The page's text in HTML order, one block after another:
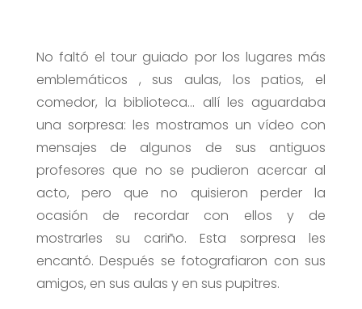
No faltó el tour guiado por los lugares más
emblemáticos , sus aulas, los patios, el
comedor, la biblioteca… allí les aguardaba
una sorpresa: les mostramos un vídeo con
mensajes de algunos de sus antiguos
profesores que no se pudieron acercar al
acto, pero que no quisieron perder la
ocasión de recordar con ellos y de
mostrarles su cariño. Esta sorpresa les
encantó. Después se fotografiaron con sus
amigos, en sus aulas y en sus pupitres.